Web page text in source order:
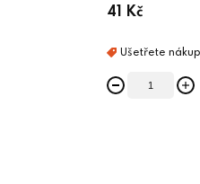
41 Kč